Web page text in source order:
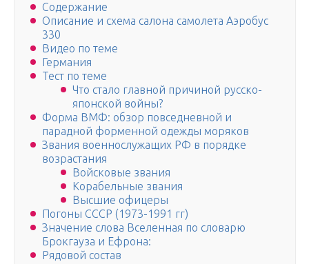
Содержание
Описание и схема салона самолета Аэробус
330
Видео по теме
Германия
Тест по теме
Что стало главной причиной русско-
японской войны?
Форма ВМФ: обзор повседневной и
парадной форменной одежды моряков
Звания военнослужащих РФ в порядке
возрастания
Войсковые звания
Корабельные звания
Высшие офицеры
Погоны СССР (1973-1991 гг)
Значение слова Вселенная по словарю
Брокгауза и Ефрона:
Рядовой состав